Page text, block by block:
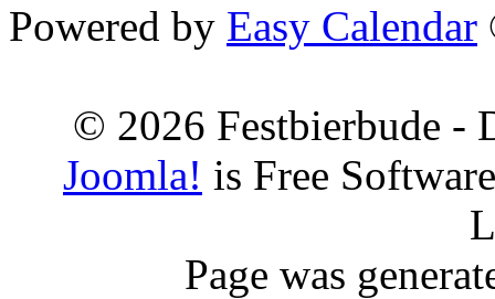
Powered by Easy Calendar
© 2026 Festbierbude -
Joomla! is Free
Page was